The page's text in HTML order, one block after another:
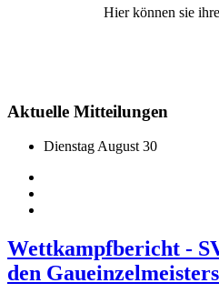
Hier können sie
Aktuelle Mitteilungen
Dienstag August 30
Wettkampfbericht -
den